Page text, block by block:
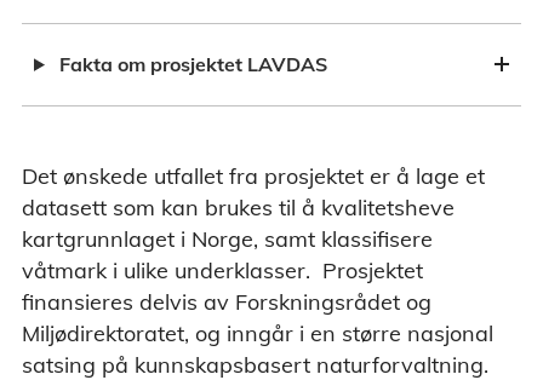
Fakta om prosjektet LAVDAS
Det ønskede utfallet fra prosjektet er å lage et
datasett som kan brukes til å kvalitetsheve
kartgrunnlaget i Norge, samt klassifisere
våtmark i ulike underklasser. Prosjektet
finansieres delvis av Forskningsrådet og
Miljødirektoratet, og inngår i en større nasjonal
satsing på kunnskapsbasert naturforvaltning.